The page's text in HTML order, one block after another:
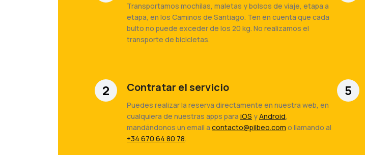
Transportamos mochilas, maletas y bolsos de viaje, etapa a
etapa, en los Caminos de Santiago. Ten en cuenta que cada
bulto no puede exceder de los 20 kg. No realizamos el
transporte de bicicletas.
2 Contratar el servicio
Puedes realizar la reserva directamente en nuestra web, en
cualquiera de nuestras apps para iOS yAndroid,
mandándonos un email a contacto@pilbeo.com o llamando al
+34 670 64 80 78.
5